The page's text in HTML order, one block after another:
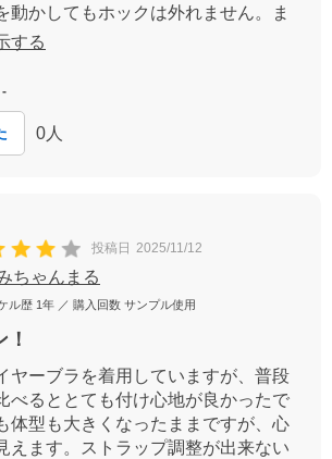
動かしてもホックは外れません。ま
は違う素材なのもポイントです。ロ
する
-
0 人
投稿日 2025/11/12
ちゃんまる
ル歴 1年 ／ 購入回数 サンプル使用
ヤーブラを着用していますが、普段
べるととても付け心地が良かったで
体型も大きくなったままですが、心
えます。ストラップ調整が出来ない